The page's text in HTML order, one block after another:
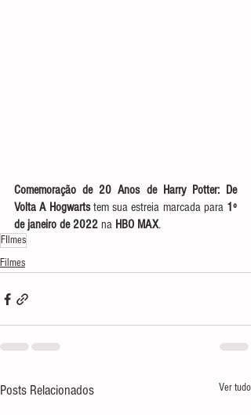
Comemoração de 20 Anos de Harry Potter: De
Volta A Hogwarts tem sua estreia marcada para 1º
de janeiro de 2022 na HBO MAX.
FIlmes
Filmes
Posts Relacionados Ver tudo